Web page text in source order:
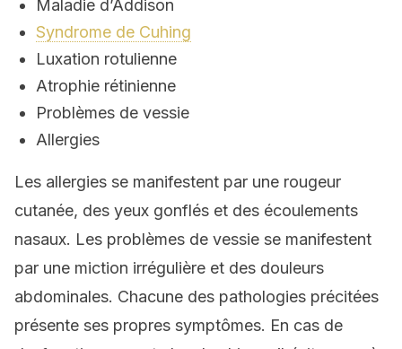
Maladie d’Addison
Syndrome de Cuhing
Luxation rotulienne
Atrophie rétinienne
Problèmes de vessie
Allergies
Les allergies se manifestent par une rougeur
cutanée, des yeux gonflés et des écoulements
nasaux. Les problèmes de vessie se manifestent
par une miction irrégulière et des douleurs
abdominales. Chacune des pathologies précitées
présente ses propres symptômes. En cas de